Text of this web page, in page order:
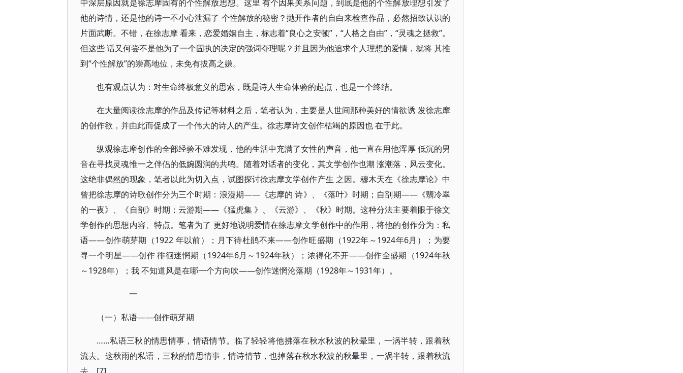
中深层原因就是徐志摩固有的个性解放思想。这里 有个因果关系问题，到底是他的个性解放理想引发了
他的诗情，还是他的诗一不小心泄漏了 个性解放的秘密？抛开作者的自白来检查作品，必然招致认识的
片面武断。不错，在徐志摩 看来，恋爱婚姻自主，标志着“良心之安顿”，“人格之自由”，“灵魂之拯救”。
但这些 话又何尝不是他为了一个固执的决定的强词夺理呢？并且因为他追求个人理想的爱情，就将 其推
到“个性解放”的崇高地位，未免有拔高之嫌。
也有观点认为：对生命终极意义的思索，既是诗人生命体验的起点，也是一个终结。
在大量阅读徐志摩的作品及传记等材料之后，笔者认为，主要是人世间那种美好的情欲诱 发徐志摩
的创作欲，并由此而促成了一个伟大的诗人的产生。徐志摩诗文创作枯竭的原因也 在于此。
纵观徐志摩创作的全部经验不难发现，他的生活中充满了女性的声音，他一直在用他浑厚 低沉的男
音在寻找灵魂惟一之伴侣的低婉圆润的共鸣。随着对话者的变化，其文学创作也潮 涨潮落，风云变化。
这绝非偶然的现象，笔者以此为切入点，试图探讨徐志摩文学创作产生 之因。穆木天在《徐志摩论》中
曾把徐志摩的诗歌创作分为三个时期：浪漫期——《志摩的 诗》、《落叶》时期；自剖期——《翡冷翠
的一夜》、《自剖》时期；云游期——《猛虎集 》、《云游》、《秋》时期。这种分法主要着眼于徐文
学创作的思想内容、特点。笔者为了 更好地说明爱情在徐志摩文学创作中的作用，将他的创作分为：私
语——创作萌芽期（1922 年以前）；月下待杜鹃不来——创作旺盛期（1922年～1924年6月）；为要
寻一个明星——创作 徘徊迷惘期（1924年6月～1924年秋）；浓得化不开——创作全盛期（1924年秋
～1928年）；我 不知道风是在哪一个方向吹——创作迷惘沦落期（1928年～1931年）。
一
（一）私语——创作萌芽期
……私语三秋的情思情事，情语情节。临了轻轻将他拂落在秋水秋波的秋晕里，一涡半转，跟着秋
流去。这秋雨的私语，三秋的情思情事，情诗情节，也掉落在秋水秋波的秋晕里，一涡半转，跟着秋流